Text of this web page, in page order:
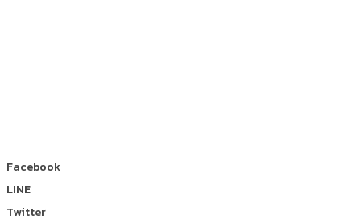
Facebook
LINE
Twitter